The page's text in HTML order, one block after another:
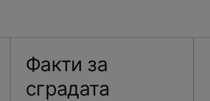
Факти за
сградата